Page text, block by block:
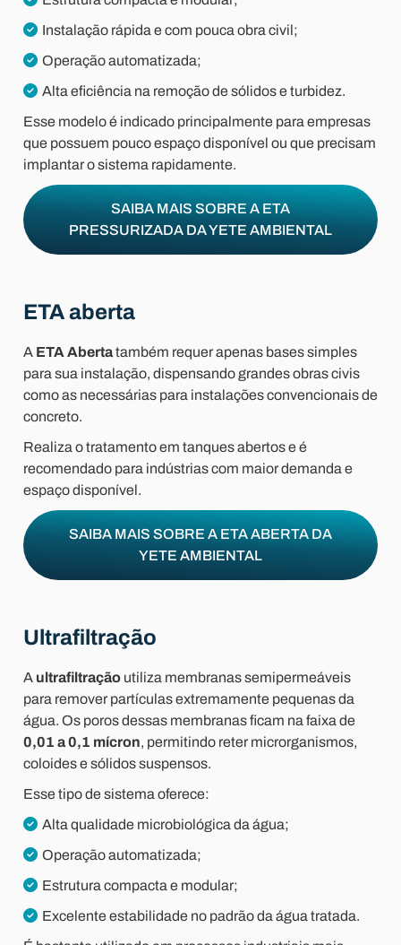
Instalação rápida e com pouca obra civil;
Operação automatizada;
Alta eficiência na remoção de sólidos e turbidez.
Esse modelo é indicado principalmente para empresas
que possuem pouco espaço disponível ou que precisam
implantar o sistema rapidamente.
SAIBA MAIS SOBRE A ETA
PRESSURIZADA DA YETE AMBIENTAL
ETA aberta
A ETA Abertatambém requer apenas bases simples
para sua instalação, dispensando grandes obras civis
como as necessárias para instalações convencionais de
concreto.
Realiza o tratamento em tanques abertos e é
recomendado para indústrias com maior demanda e
espaço disponível.
SAIBA MAIS SOBRE A ETA ABERTA DA
YETE AMBIENTAL
Ultrafiltração
A ultrafiltração utiliza membranas semipermeáveis
para remover partículas extremamente pequenas da
água. Os poros dessas membranas ficam na faixa de
0,01 a 0,1 mícron, permitindo reter microrganismos,
coloides e sólidos suspensos.
Esse tipo de sistema oferece:
Alta qualidade microbiológica da água;
Operação automatizada;
Estrutura compacta e modular;
Excelente estabilidade no padrão da água tratada.